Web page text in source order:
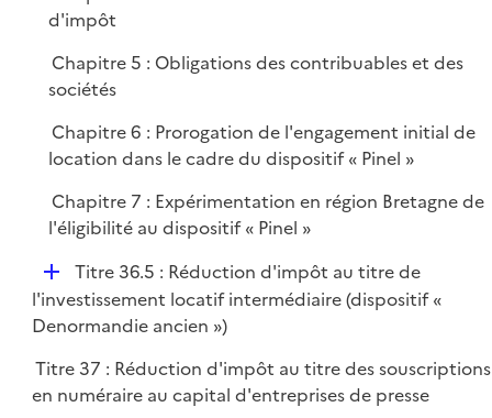
l
i
e
d'impôt
Chapitre 5 : Obligations des contribuables et des
sociétés
Chapitre 6 : Prorogation de l'engagement initial de
location dans le cadre du dispositif « Pinel »
Chapitre 7 : Expérimentation en région Bretagne de
l'éligibilité au dispositif « Pinel »
D
é
p
i
e
Titre 36.5 : Réduction d'impôt au titre de
l'investissement locatif intermédiaire (dispositif «
Denormandie ancien »)
Titre 37 : Réduction d'impôt au titre des souscriptions
en numéraire au capital d'entreprises de presse